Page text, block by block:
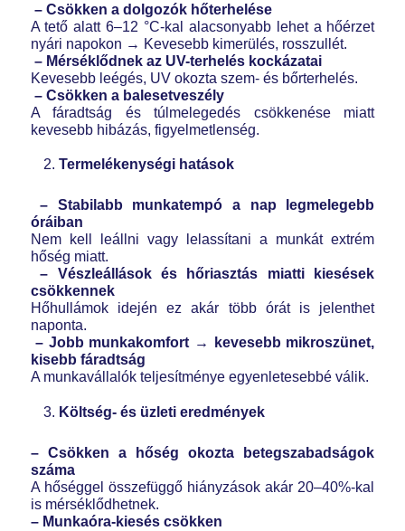
– Csökken a dolgozók hőterhelése
A tető alatt 6–12 °C-kal alacsonyabb lehet a hőérzet
nyári napokon → Kevesebb kimerülés, rosszullét.
– Mérséklődnek az UV-terhelés kockázatai
Kevesebb leégés, UV okozta szem- és bőrterhelés.
– Csökken a balesetveszély
A fáradtság és túlmelegedés csökkenése miatt
kevesebb hibázás, figyelmetlenség.
Termelékenységi hatások
– Stabilabb munkatempó a nap legmelegebb
óráiban
Nem kell leállni vagy lelassítani a munkát extrém
hőség miatt.
– Vészleállások és hőriasztás miatti kiesések
csökkennek
Hőhullámok idején ez akár több órát is jelenthet
naponta.
– Jobb munkakomfort → kevesebb mikroszünet,
kisebb fáradtság
A munkavállalók teljesítménye egyenletesebbé válik.
Költség- és üzleti eredmények
– Csökken a hőség okozta betegszabadságok
száma
A hőséggel összefüggő hiányzások akár 20–40%-kal
is mérséklődhetnek.
– Munkaóra-kiesés csökken